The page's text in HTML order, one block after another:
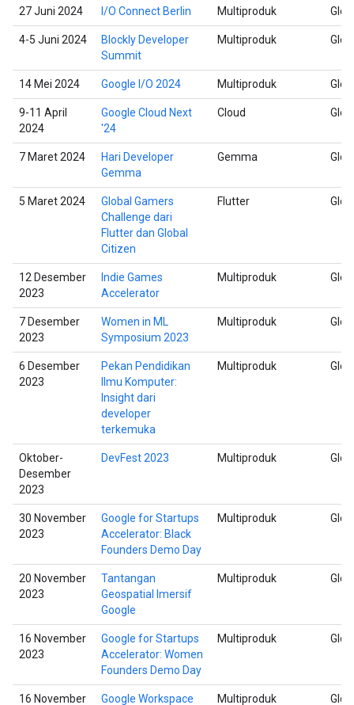
27 Juni 2024 I/O Connect Berlin Multiproduk
4-5 Juni 2024
Blockly Developer
Summit
Multiproduk
14 Mei 2024 Google I/O 2024 Multiproduk
9-11 April
2024
Google Cloud Next
'24
Cloud
7 Maret 2024
Hari Developer
Gemma
Gemma
5 Maret 2024
Global Gamers
Challenge dari
Flutter dan Global
Citizen
Flutter
12 Desember
2023
Indie Games
Accelerator
Multiproduk
7 Desember
2023
Women in ML
Symposium 2023
Multiproduk
6 Desember
2023
Pekan Pendidikan
Ilmu Komputer:
Insight dari
developer
terkemuka
Multiproduk
Oktober-
Desember
2023
DevFest 2023 Multiproduk
30 November
2023
Google for Startups
Accelerator: Black
Founders Demo Day
Multiproduk
20 November
2023
Tantangan
Geospatial Imersif
Google
Multiproduk
16 November
2023
Google for Startups
Accelerator: Women
Founders Demo Day
Multiproduk
16 November Google Workspace Multiproduk